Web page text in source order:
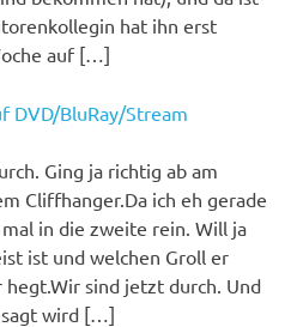
hat ihn erst
auf […]
DVD/BluRay/Stream
Ging ja richtig ab am
Cliffhanger.Da ich eh gerade
in die zweite rein. Will ja
ist und welchen Groll er
sind jetzt durch. Und
wird […]